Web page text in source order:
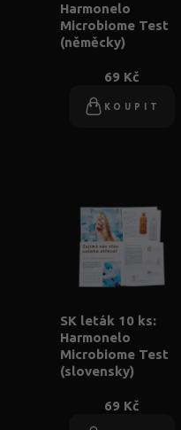
Harmonelo
Microbiome Test
(něměcky)
69 Kč
KOUPIT
SK leták 10 ks:
Harmonelo
Microbiome Test
(slovensky)
69 Kč